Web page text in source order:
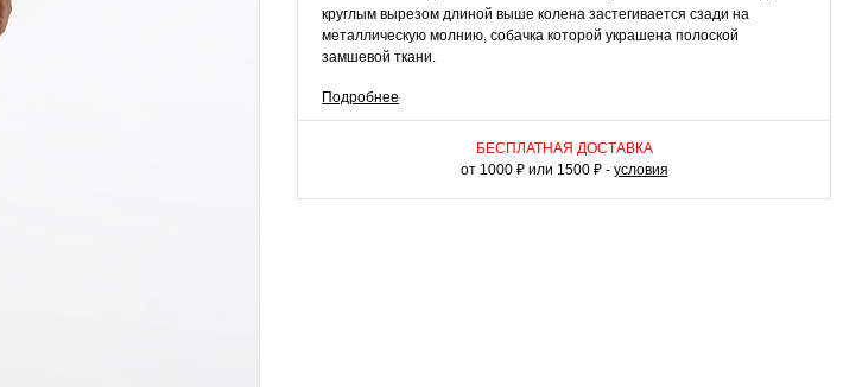
круглым вырезом длиной выше колена застегивается сзади на
металлическую молнию, собачка которой украшена полоской
замшевой ткани.
КАК НОСИТЬ
Это лаконичное платье подойдет как для повседневных, так и для
праздничных образов. С сапогами казаками у вас получится броский
имидж. Крупный кулон и серьги станут завершающим элементом
Подробнее
БЕСПЛАТНАЯ ДОСТАВКА
от 1000 ₽ или 1500 ₽ - условия